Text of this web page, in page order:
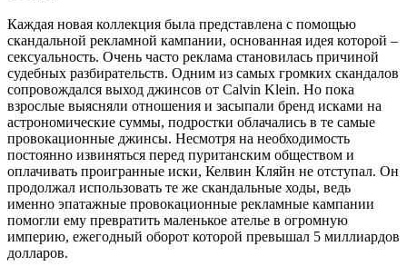
Каждая новая коллекция была представлена с помощью
скандальной рекламной кампании, основанная идея которой –
сексуальность. Очень часто реклама становилась причиной
судебных разбирательств. Одним из самых громких скандалов
сопровождался выход джинсов от Calvin Klein. Но пока
взрослые выясняли отношения и засыпали бренд исками на
астрономические суммы, подростки облачались в те самые
провокационные джинсы. Несмотря на необходимость
постоянно извиняться перед пуританским обществом и
оплачивать проигранные иски, Келвин Кляйн не отступал. Он
продолжал использовать те же скандальные ходы, ведь
именно эпатажные провокационные рекламные кампании
помогли ему превратить маленькое ателье в огромную
империю, ежегодный оборот которой превышал 5 миллиардов
долларов.